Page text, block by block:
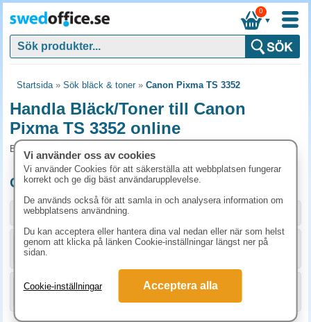
▼
0
Startsida» Sök bläck & toner» Canon Pixma TS 3352
Handla Bläck/Toner till Canon
Pixma TS 3352 online
Bläck/Toner och tillbehör som passar till Canon Pixma TS 3352
Originalprodukter till Canon Pixma TS 3352
Storlek / info Art.nr
8286B001 KÖP
8288B001 398.80 kr KÖP
Vi använder oss av cookies
Vi använder Cookies för att säkerställa att webbplatsen fungerar
korrekt och ge dig bäst användarupplevelse.
De används också för att samla in och analysera information om
webbplatsens användning.
Du kan acceptera eller hantera dina val nedan eller när som helst
genom att klicka på länken Cookie-inställningar längst ner på
sidan.
Cookie-inställningar Acceptera alla